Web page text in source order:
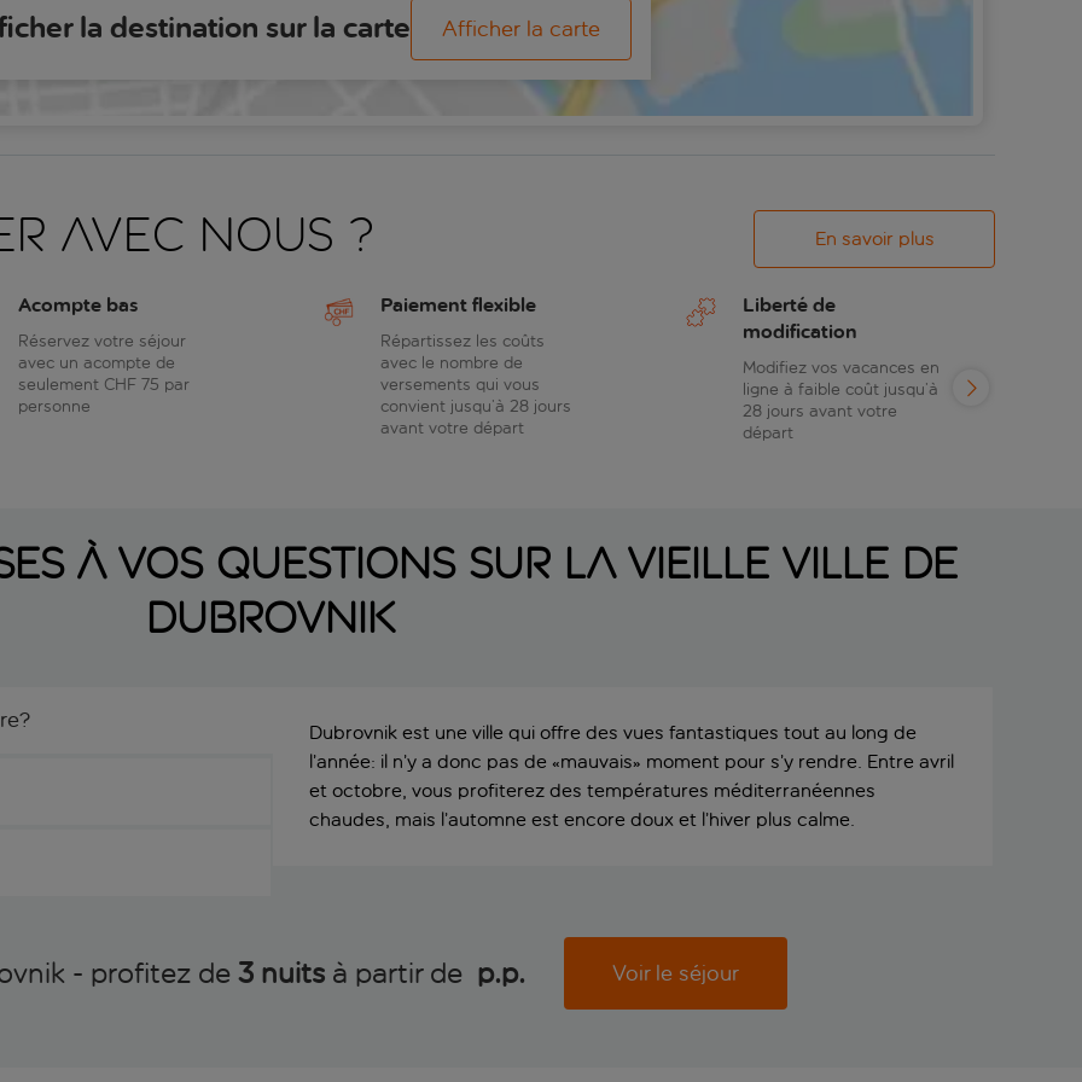
la destination sur la carte Afficher la carte
avec nous ? En savoir plus
Acompte bas
Réservez votre séjour
avec un acompte de
seulement CHF 75 par
personne
Paiement flexible
Répartissez les coûts
avec le nombre de
versements qui vous
convient jusqu’à 28 jours
avant votre départ
Liberté de
modification
Modifiez vos vacances en
ligne à faible coût jusqu’à
28 jours avant votre
départ
à vos questions sur la vieille ville de
Dubrovnik
Dubrovnik est une ville qui offre des vues fantastiques tout au long de
l’année: il n’y a donc pas de «mauvais» moment pour s’y rendre. Entre avril
et octobre, vous profiterez des températures méditerranéennes
chaudes, mais l’automne est encore doux et l’hiver plus calme.
- profitez de 3 nuitsà partir de p.p. Voir le séjour